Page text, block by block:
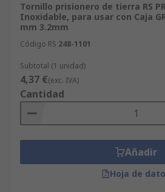
Tornillo prisionero de tierra RS
Inoxidable, para usar con Caja
mm 3.2mm
Código RS 248-1101
Subtotal (1 unidad)
4,37 €(exc. IVA)
Cantidad
Añadir
Hoja de